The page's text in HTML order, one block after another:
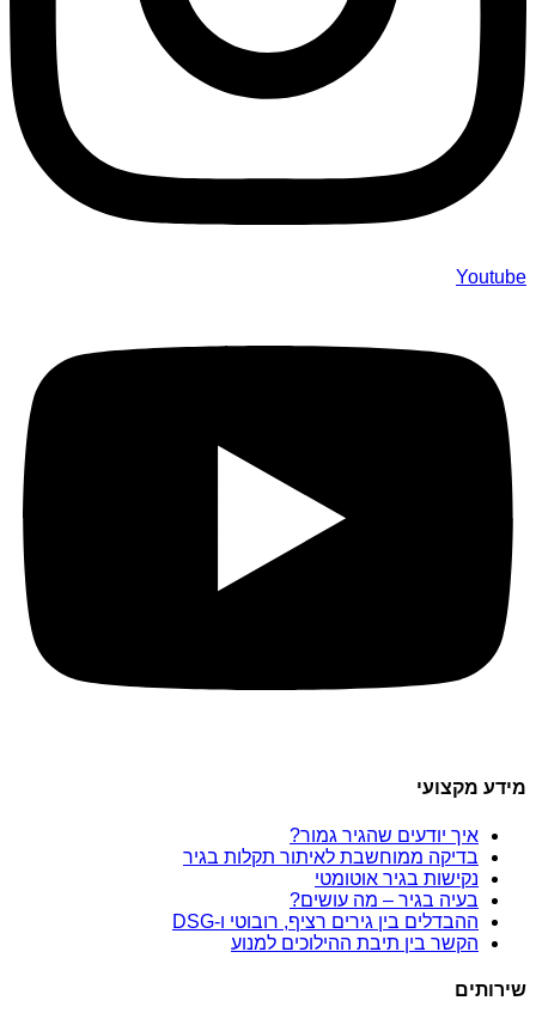
Youtube
מידע מקצועי
איך יודעים שהגיר גמור?
בדיקה ממוחשבת לאיתור תקלות בגיר
נקישות בגיר אוטומטי
בעיה בגיר – מה עושים?
ההבדלים בין גירים רציף, רובוטי ו-DSG
הקשר בין תיבת ההילוכים למנוע
שירותים